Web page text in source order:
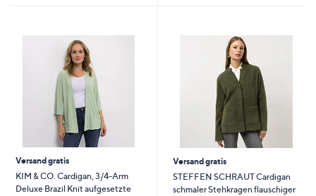
Versand gratis
KIM & CO. Cardigan, 3/4-Arm
Deluxe Brazil Knit aufgesetzte
Versand gratis
STEFFEN SCHRAUT Cardigan
schmaler Stehkragen flauschiger